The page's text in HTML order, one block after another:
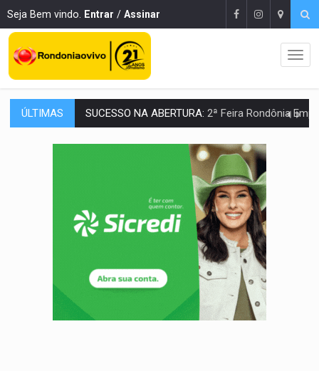
Seja Bem vindo. Entrar / Assinar
ÚLTIMAS REESTRUTURAÇÃO:Secretário da Seinfra de Porto Velho pede
SAÚDE INDÍGENA:Pirahã terão consultas e exames especializados durante
Dia dos pais deve movimentar R$ 8,5 bilhões e RO
DIA DOS PAIS:Bailarina da Praça organiza celebração gratuita
VÍDEO:Perseguição a embarcação no rio Madeira termina com
Prêmio acumula para R$ 165
Publicação Legal:AVISO DE LICITAÇÃO: PREGÃO ELETRÔNICO Nº
PROVA CONTÁBIL:UNNESA apresenta documentos e questiona